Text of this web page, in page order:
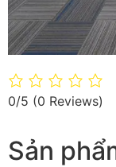
0/5 (0 Reviews)
Sản